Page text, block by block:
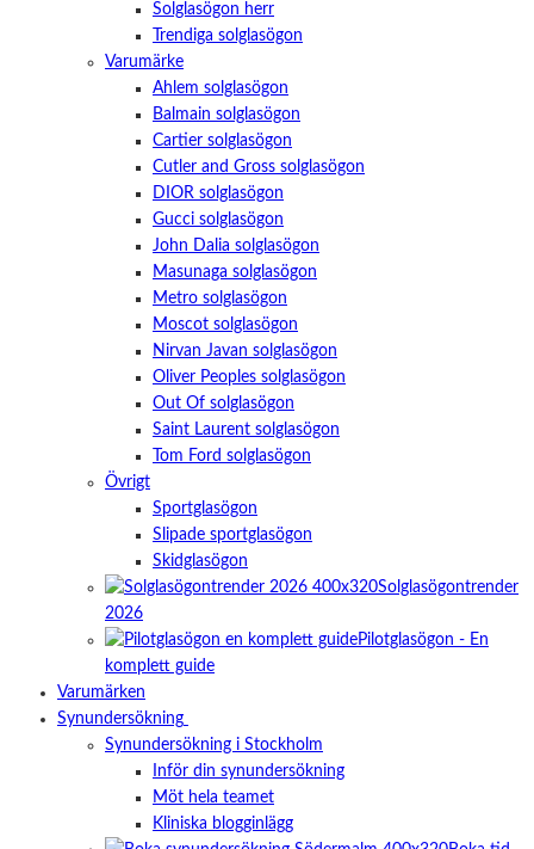
Solglasögon herr
Trendiga solglasögon
Varumärke
Ahlem solglasögon
Balmain solglasögon
Cartier solglasögon
Cutler and Gross solglasögon
DIOR solglasögon
Gucci solglasögon
John Dalia solglasögon
Masunaga solglasögon
Metro solglasögon
Moscot solglasögon
Nirvan Javan solglasögon
Oliver Peoples solglasögon
Out Of solglasögon
Saint Laurent solglasögon
Tom Ford solglasögon
Övrigt
Sportglasögon
Slipade sportglasögon
Skidglasögon
Solglasögontrender
2026
Pilotglasögon - En
komplett guide
Varumärken
Synundersökning
Synundersökning i Stockholm
Inför din synundersökning
Möt hela teamet
Kliniska blogginlägg
Marknadsföring
Genom att dela
med dig av dina
intressen och
ditt beteende
när du surfar
ökar du chansen
att få se
personligt
anpassat innehåll
och erbjudanden.